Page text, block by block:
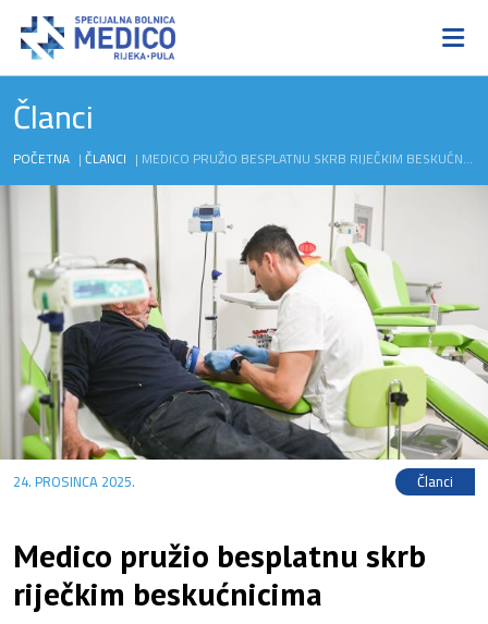
Članci
POČETNA |ČLANCI | MEDICO PRUŽIO BESPLATNU SKRB RIJEČKIM BESKUĆNICIMA
24. PROSINCA 2025. Članci
Medico pružio besplatnu skrb
riječkim beskućnicima